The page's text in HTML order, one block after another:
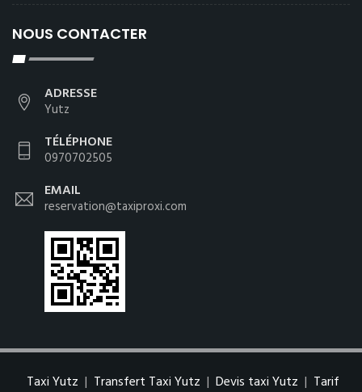
NOUS CONTACTER
ADRESSE
Yutz
TÉLÉPHONE
0970702505
EMAIL
reservation@taxiproxi.com
Taxi Yutz | Transfert Taxi Yutz | Devis taxi Yutz | Tarif